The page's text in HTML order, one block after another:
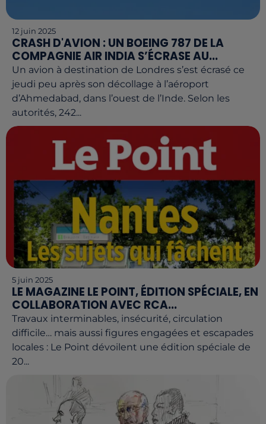
12 juin 2025
CRASH D'AVION : UN BOEING 787 DE LA
COMPAGNIE AIR INDIA S’ÉCRASE AU...
Un avion à destination de Londres s’est écrasé ce
jeudi peu après son décollage à l’aéroport
d’Ahmedabad, dans l’ouest de l’Inde. Selon les
autorités, 242...
5 juin 2025
LE MAGAZINE LE POINT, ÉDITION SPÉCIALE, EN
COLLABORATION AVEC RCA...
Travaux interminables, insécurité, circulation
difficile… mais aussi figures engagées et escapades
locales : Le Point dévoilent une édition spéciale de
20...